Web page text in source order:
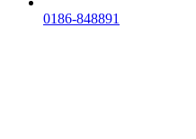
0186-848891